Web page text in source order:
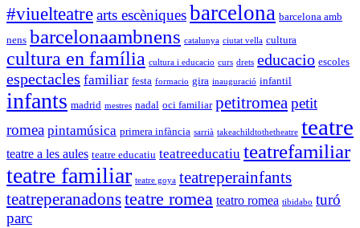
#viuelteatrearts escèniquesbarcelona barcelona amb
nens barcelonaambnens catalunya ciutat vella cultura
cultura en família cultura i educacio curs drets educacio escoles
espectacles familiar festa formacio gira inauguració infantil
infants madrid mestres nadal oci familiar petitromeapetit
romea pintamúsica primera infància sarrià takeachildtothetheatre teatre
teatre a les aules teatre educatiu teatreeducatiu teatrefamiliar
teatre familiar teatre goya teatreperainfants
teatreperanadonsteatre romea teatro romea tibidabo turó
parc